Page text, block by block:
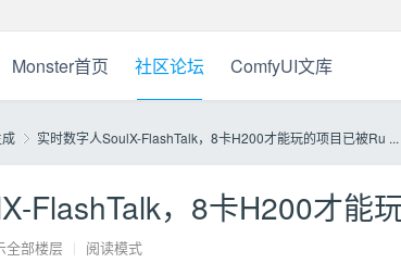
Monster首页 社区论坛 ComfyUI文库
实时数字人SoulX-FlashTalk，8卡H200才能玩的项目已被Ru ...
FlashTalk，8卡H200才能
全部楼层 | 阅读模式